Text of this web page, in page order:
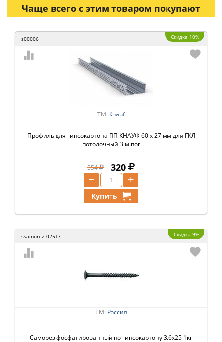
Чаще всего с этим товаром покупают
s00006 Скидка 10%
ТМ: Knauf
Профиль для гипсокартона ПП КНАУФ 60 х 27 мм для ГКЛ
потолочный 3 м.пог
354 320
+
−
Купить
ssamorez_02517 Скидка 9%
ТМ: Россия
Саморез фосфатированный по гипсокартону 3.6х25 1кг